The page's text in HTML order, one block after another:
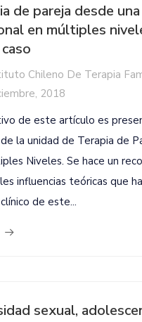
de pareja desde
en múltiples
Chileno De Terapia
2018
de este artículo es
la unidad de Terapia de
Niveles. Se hace un
influencias teóricas que
de este...
sexual,